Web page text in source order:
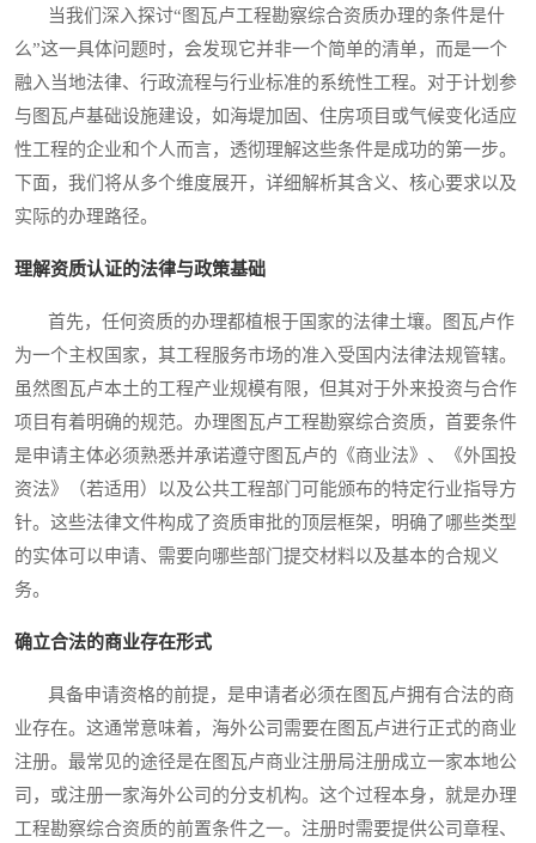
当我们深入探讨“图瓦卢工程勘察综合资质办理的条件是什
么”这一具体问题时，会发现它并非一个简单的清单，而是一个
融入当地法律、行政流程与行业标准的系统性工程。对于计划参
与图瓦卢基础设施建设，如海堤加固、住房项目或气候变化适应
性工程的企业和个人而言，透彻理解这些条件是成功的第一步。
下面，我们将从多个维度展开，详细解析其含义、核心要求以及
实际的办理路径。
理解资质认证的法律与政策基础
首先，任何资质的办理都植根于国家的法律土壤。图瓦卢作
为一个主权国家，其工程服务市场的准入受国内法律法规管辖。
虽然图瓦卢本土的工程产业规模有限，但其对于外来投资与合作
项目有着明确的规范。办理图瓦卢工程勘察综合资质，首要条件
是申请主体必须熟悉并承诺遵守图瓦卢的《商业法》、《外国投
资法》（若适用）以及公共工程部门可能颁布的特定行业指导方
针。这些法律文件构成了资质审批的顶层框架，明确了哪些类型
的实体可以申请、需要向哪些部门提交材料以及基本的合规义
务。
确立合法的商业存在形式
具备申请资格的前提，是申请者必须在图瓦卢拥有合法的商
业存在。这通常意味着，海外公司需要在图瓦卢进行正式的商业
注册。最常见的途径是在图瓦卢商业注册局注册成立一家本地公
司，或注册一家海外公司的分支机构。这个过程本身，就是办理
工程勘察综合资质的前置条件之一。注册时需要提供公司章程、